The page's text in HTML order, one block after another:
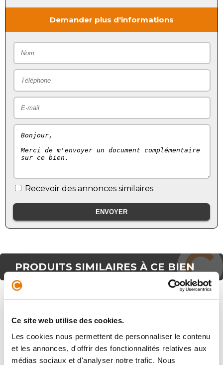
Ce site web utilise des cookies.
Les cookies nous permettent de personnaliser le contenu
et les annonces, d'offrir des fonctionnalités relatives aux
médias sociaux et d'analyser notre trafic. Nous
Demander plus d'informations
Recevoir des annonces similaires
PRODUITS SIMILAIRES À CE BIEN
Local d'activité